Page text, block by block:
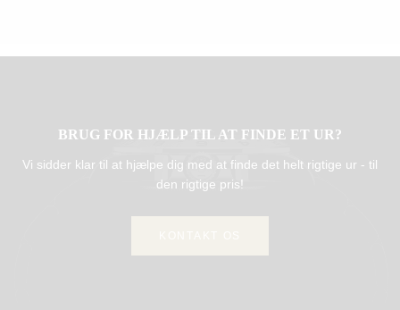
BRUG FOR HJÆLP TIL AT FINDE ET UR?
Vi sidder klar til at hjælpe dig med at finde det helt rigtige ur - til
den rigtige pris!